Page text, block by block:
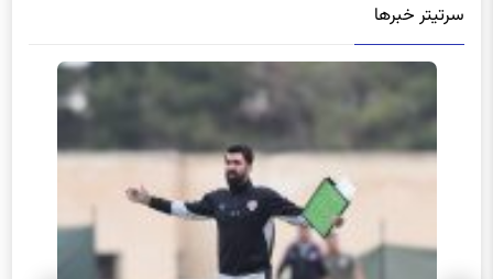
سرتیتر خبرها